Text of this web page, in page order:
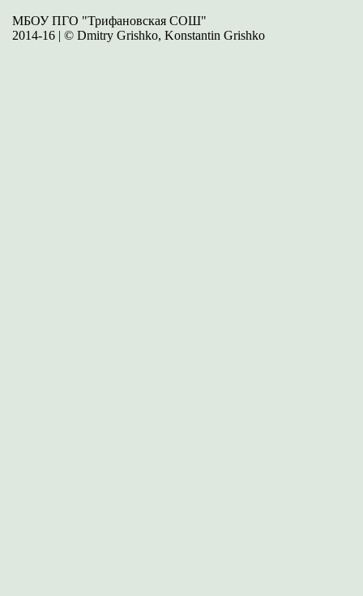
МБОУ ПГО "Трифановская СОШ"
2014-16 | © Dmitry Grishko, Konstantin Grishko